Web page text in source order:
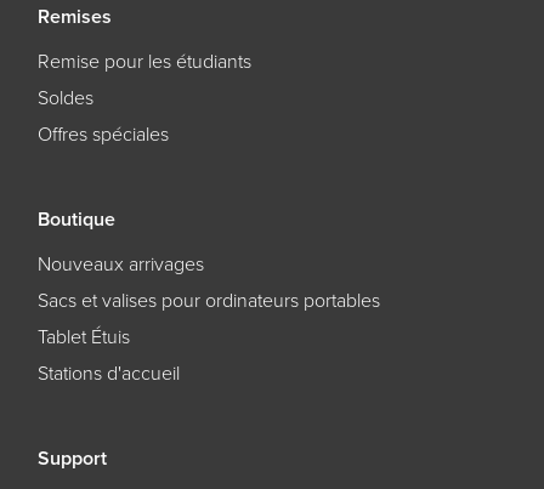
Remises
Remise pour les étudiants
Soldes
Offres spéciales
Boutique
Nouveaux arrivages
Sacs et valises pour ordinateurs portables
Tablet Étuis
Stations d'accueil
Support